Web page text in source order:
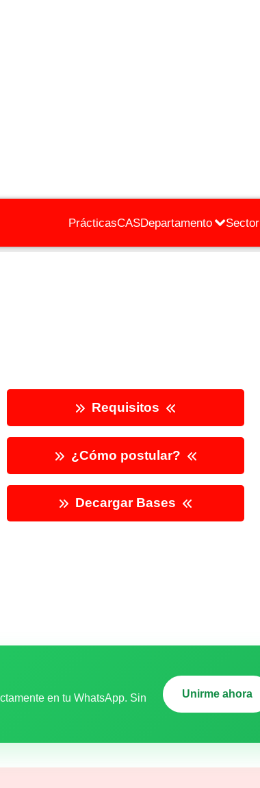
PrácticasCASDepartamento Sector
Requisitos
¿Cómo postular?
Decargar Bases
en tu WhatsApp. Sin
Unirme ahora